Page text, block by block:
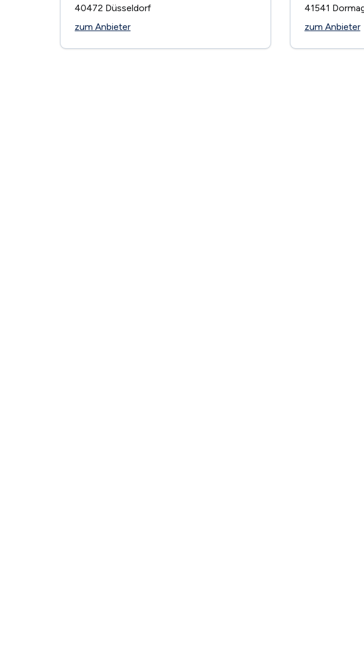
40472 Düsseldorf
zum Anbieter
41541
zum Anbieter